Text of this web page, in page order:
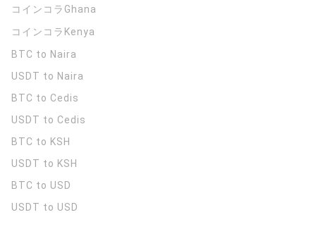
コインコラ Ghana
コインコラ Kenya
BTC to Naira
USDT to Naira
BTC to Cedis
USDT to Cedis
BTC to KSH
USDT to KSH
BTC to USD
USDT to USD